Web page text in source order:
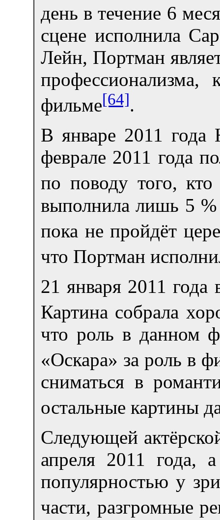
день в течение 6
сцене исполнила
Лейн, Портман
фильме[64].
В январе 2011 года
феврале 2011 года
по поводу того,
выполнила лишь 5 %
пока не пройдёт
что Портман
21 января 2011
Картина собрала
что роль в данном
«Оскара» за роль в
сниматься в
остальные картины
Следующей
апреля 2011 года,
популярностью у
части, разгромные